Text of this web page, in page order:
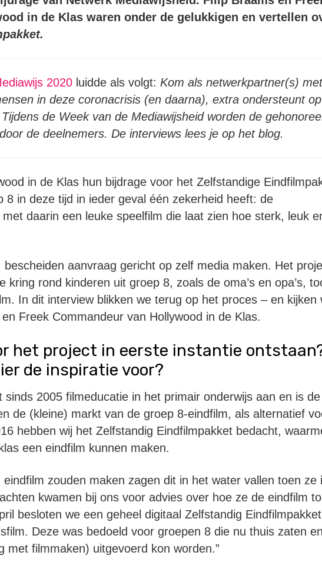
in de Klas waren onder degelukkigen en vertellen
.
2020luidde als volgt: Kom als netwerkpartner(s) met
in deze coronacrisis (en daarna), extra ondersteunt
de Week van de Mediawijsheid worden de
de deelnemers. De interviews lees je op het blog.
in de Klas hun bijdrage voor het Zelfstandige
8 in deze tijd in ieder geval één zekerheid heeft: de
daarin een leuke speelfilm die laat zien hoe sterk, leuk
aanvraag gericht op zelf media maken. Het
kring rond kinderen uit groep 8, zoals de oma’s en opa’s,
In dit interview blikken we terug op het proces – en kijken
Freek Commandeur van Hollywood in de Klas.
het project in eerste instantie
de inspiratie voor?
sinds 2005 filmeducatie in het primair onderwijs aan en is de
de (kleine) markt van de groep 8-eindfilm, als alternatief
hebben wij het Zelfstandig Eindfilmpakket bedacht,
een eindfilm kunnen maken.
zouden maken zagen dit in het water vallen toen ze
kwamen bij ons voor advies over hoe ze de eindfilm
besloten we een geheel digitaal Zelfstandig
Deze was bedoeld voor groepen 8 die nu thuis zaten
met filmmaken) uitgevoerd kon worden.”